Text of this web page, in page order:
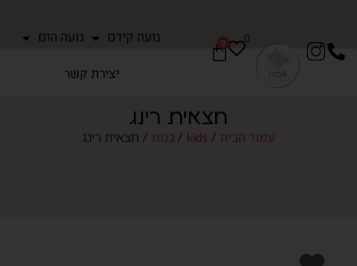
0
0 נועה קידס
נועה הום
יצירת קשר
חצאית רינג
עמוד הבית /
kids
/בנות / חצאית רינג